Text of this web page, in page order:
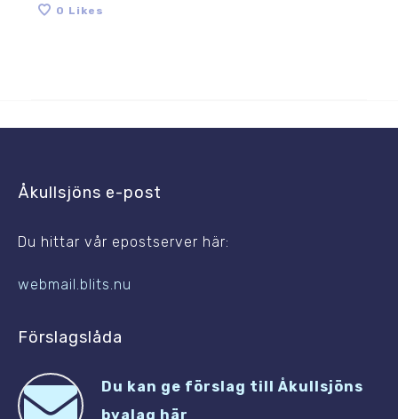
0 Likes
Åkullsjöns e-post
Du hittar vår epostserver här:
webmail.blits.nu
Förslagslåda
Du kan ge förslag till Åkullsjöns
byalag här